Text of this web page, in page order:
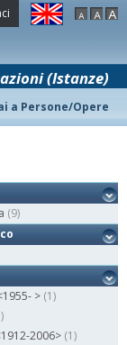
(Istanze)
a Persone/Opere
(9)
> (1)
2006> (1)